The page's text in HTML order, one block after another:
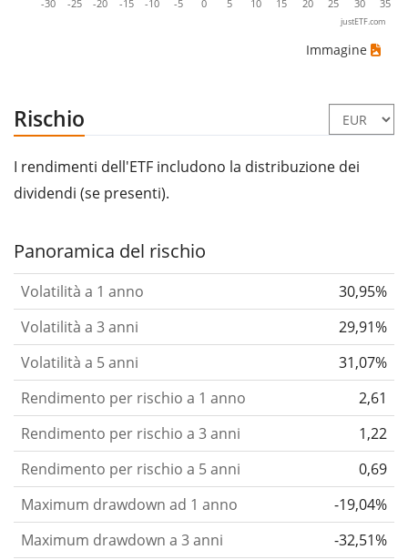
-30 -25 -20 -15 -10 -5 0 5 10 15 20 25 30 35
justETF.com
Immagine
Rischio
I rendimenti dell'ETF includono la distribuzione dei
dividendi (se presenti).
Panoramica del rischio
Volatilità a 1 anno
30,95%
Volatilità a 3 anni
29,91%
Volatilità a 5 anni
31,07%
Rendimento per rischio a 1 anno
2,61
Rendimento per rischio a 3 anni
1,22
Rendimento per rischio a 5 anni
0,69
Maximum drawdown ad 1 anno
-19,04%
Maximum drawdown a 3 anni
-32,51%